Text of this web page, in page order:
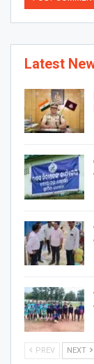
Latest
PREV NEXT